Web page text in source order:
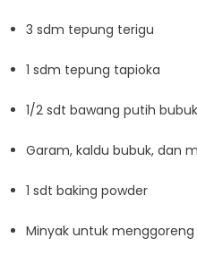
3 sdm tepung terigu
1 sdm tepung tapioka
1/2 sdt bawang putih bubuk
Garam, kaldu bubuk, dan
1 sdt baking powder
Minyak untuk menggoreng